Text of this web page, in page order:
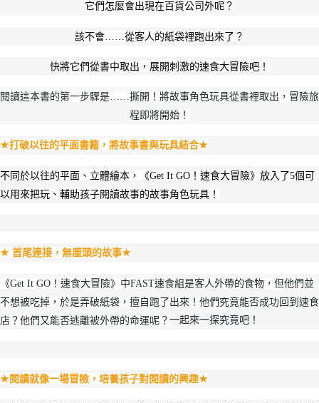
它們怎麼會出現在百貨公司外呢？
該不會……從客人的紙袋裡跑出來了？
快將它們從書中取出，展開刺激的速食大冒險吧！
閱讀這本書的第一步驟是……撕開！將故事角色玩具從書裡取出，冒險旅
程即將開始！
★打破以往的平面書籍，將故事書與玩具結合★
不同於以往的平面、立體繪本，《Get It GO！速食大冒險》放入了5個可
以用來把玩、輔助孩子閱讀故事的故事角色玩具！
★ 首尾連接，無厘頭的故事★
《Get It GO！速食大冒險》中FAST速食組是客人外帶的食物，但他們並
不想被吃掉，於是弄破紙袋，擅自跑了出來！他們究竟能否成功回到速食
店？他們又能否逃離被外帶的命運呢？ 一起來一探究竟吧！
★閱讀就像一場冒險，培養孩子對閱讀的興趣★